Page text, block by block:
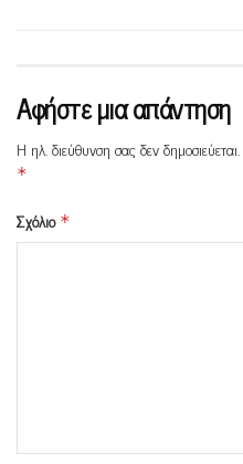
Αφήστε μια απάντηση
Η ηλ. διεύθυνση σας δεν δημοσιεύεται.
*
Σχόλιο *